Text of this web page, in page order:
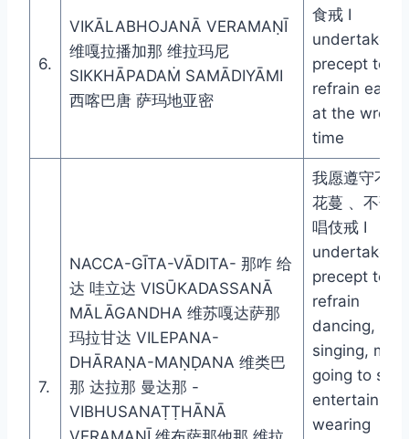
6.
VIKĀLABHOJANĀ VERAMAṆĪ
维嘎拉播加那 维拉玛尼
SIKKHĀPADAṀ SAMĀDIYĀMI
西喀巴唐 萨玛地亚密
食戒 I
undertake
precept to
refrain eating
at the wrong
time
7.
NACCA-GĪTA-VĀDITA- 那咋 给
达 哇立达 VISŪKADASSANĀ
MĀLĀGANDHA 维苏嘎达萨那
玛拉甘达 VILEPANA-
DHĀRAṆA-MAṆḌANA 维类巴
那 达拉那 曼达那 -
VIBHUSANAṬṬHĀNĀ
我愿遵守不着
花蔓 、不歌舞
唱伎戒 I
undertake
precept to
refrain
dancing,
singing,
going to see
wearing